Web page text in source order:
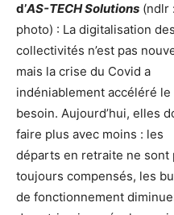
d’AS-TECH Solutions (ndlr :
photo) : La digitalisation des
collectivités n’est pas
mais la crise du Covid a
indéniablement accéléré le
besoin. Aujourd’hui, elles
faire plus avec moins : les
départs en retraite ne sont
toujours compensés, les
de fonctionnement